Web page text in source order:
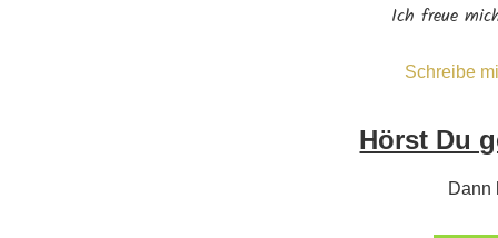
Ich freue
Schreibe
Hörst Du
Dann